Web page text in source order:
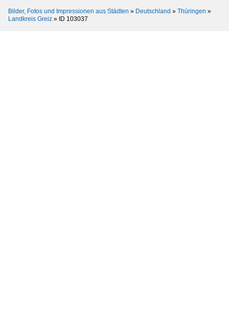
Bilder, Fotos und Impressionen aus Städten » Deutschland » Thüringen »
Landkreis Greiz » ID 103037